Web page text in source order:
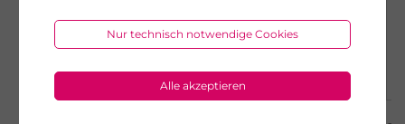
Nur technisch notwendige Cookies
Alle akzeptieren